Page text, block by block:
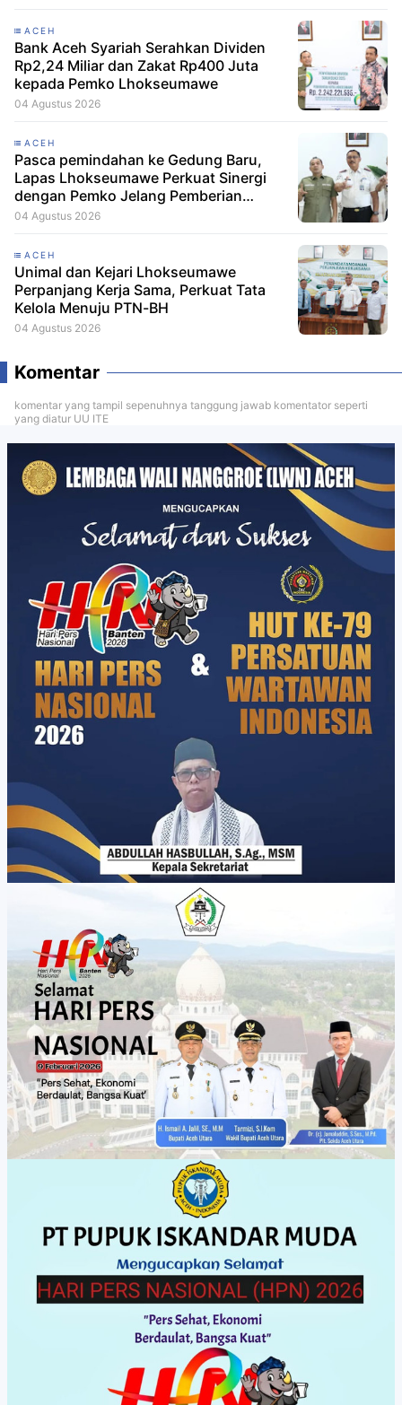
ACEH
Bank Aceh Syariah Serahkan Dividen
Rp2,24 Miliar dan Zakat Rp400 Juta
kepada Pemko Lhokseumawe
04 Agustus 2026
ACEH
Pasca pemindahan ke Gedung Baru,
Lapas Lhokseumawe Perkuat Sinergi
dengan Pemko Jelang Pemberian
Remisi HUT RI
04 Agustus 2026
ACEH
Unimal dan Kejari Lhokseumawe
Perpanjang Kerja Sama, Perkuat Tata
Kelola Menuju PTN-BH
04 Agustus 2026
Komentar
komentar yang tampil sepenuhnya tanggung jawab komentator seperti
yang diatur UU ITE